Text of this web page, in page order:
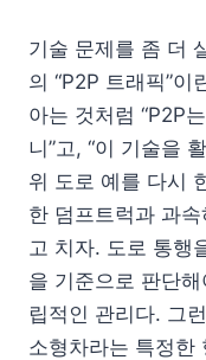
기술 문제를 좀 더
의 “P2P 트래픽”이
아는 것처럼 “P2P
니”고, “이 기술을
위 도로 예를 다시
한 덤프트럭과 과
고 치자. 도로 통행
을 기준으로 판단
립적인 관리다. 그
소형차라는 특정한